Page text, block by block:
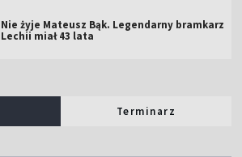
Nie żyje Mateusz Bąk. Legendarny bramkarz
Lechii miał 43 lata
Terminarz